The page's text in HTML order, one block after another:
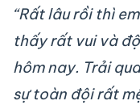
“Rất lâu rồi thì
thấy rất vui và
hôm nay. Trải
sự toàn đội rất